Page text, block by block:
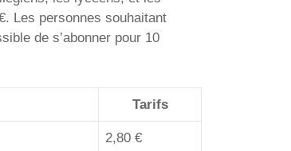
Les personnes souhaitant
de s’abonner pour 10
Tarifs
2,80 €